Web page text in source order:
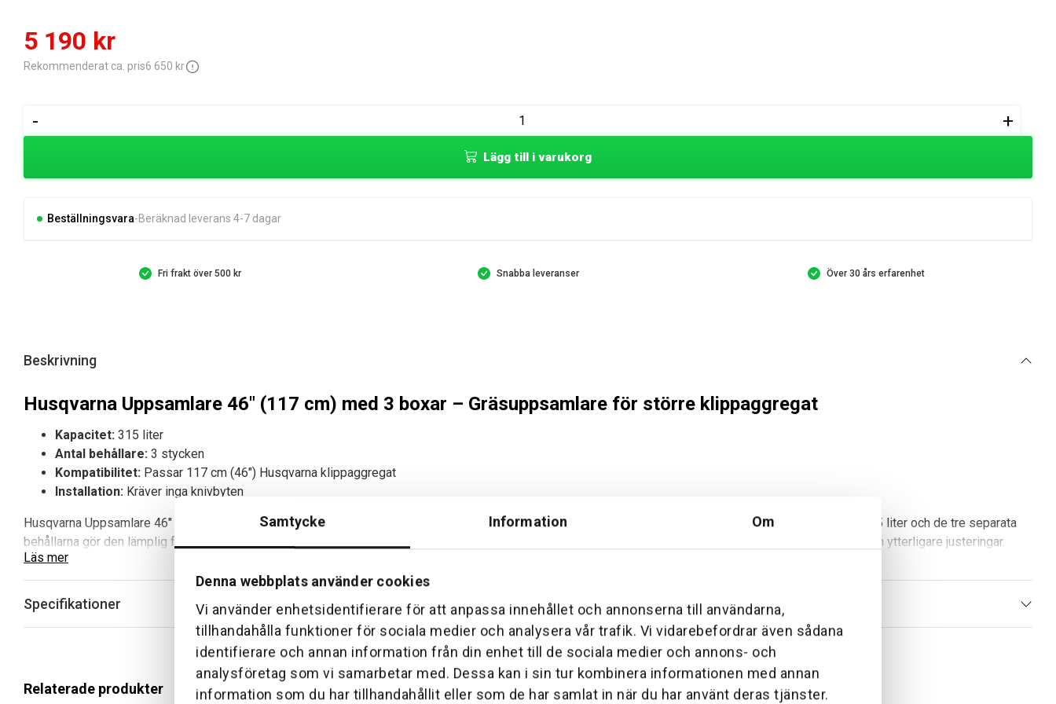
Samtycke Information Om
Denna webbplats använder cookies
Vi använder enhetsidentifierare för att anpassa innehållet och annonserna till användarna,
tillhandahålla funktioner för sociala medier och analysera vår trafik. Vi vidarebefordrar även sådana
identifierare och annan information från din enhet till de sociala medier och annons- och
analysföretag som vi samarbetar med. Dessa kan i sin tur kombinera informationen med annan
information som du har tillhandahållit eller som de har samlat in när du har använt deras tjänster.
Det
ursprungliga
var:
6
650 kr.
5 190 kr
Det
nuvarande
är:
5
190 kr.
Rekommenderat ca. pris6 650 kr
-
Uppsamlare
+
Lägg till i varukorg
Beställningsvara Beräknad leverans 4-7 dagar
Fri frakt över 500 kr Snabba leveranser Över 30 års erfarenhet
Beskrivning
Husqvarna Uppsamlare 46″ (117 cm) med 3 boxar – Gräsuppsamlare för större klippaggregat
Kapacitet: 315 liter
Antal behållare: 3 stycken
Kompatibilitet: Passar 117 cm (46″) Husqvarna klippaggregat
Installation: Kräver inga knivbyten
Husqvarna Uppsamlare 46″ (117 cm) är ett effektivt tillbehör för att samla upp gräsklipp vid användning av större klippaggregat. Den höga kapaciteten på 315 liter och de tre separata
behållarna gör den lämplig för längre klippass utan avbrott. Uppsamlaren monteras enkelt och är utformad för att fungera direkt med kompatibla aggregat utan ytterligare justeringar.
Fördelar med Husqvarna Uppsamlare 46″ (117 cm)
Rymlig kapacitet:
Färre tömningar under arbete tack vare 315 liter volym.
Effektiv uppsamling:
Anpassad för 117 cm klippbredd för optimalt flöde.
Kräver inga knivbyten vid installation.
Trippelbehållare ger bra viktbalans under användning.
Läs mer
Specifikationer
Relaterade produkter